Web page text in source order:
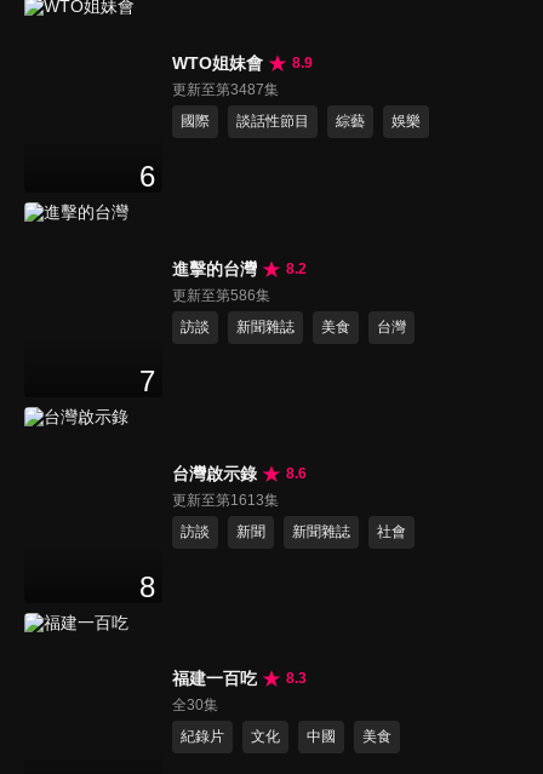
6
WTO姐妹會
8.9
更新至第3487集
國際
談話性節目 綜藝 娛樂
7
進擊的台灣
8.2
更新至第586集
訪談
新聞雜誌 美食 台灣
8
台灣啟示錄
8.6
更新至第1613集
訪談
新聞 新聞雜誌 社會
福建一百吃
8.3
全30集
紀錄片
文化 中國 美食